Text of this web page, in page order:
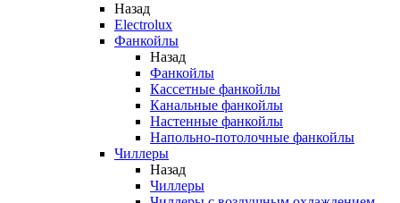
Назад
Electrolux
Фанкойлы
Назад
Фанкойлы
Кассетные фанкойлы
Канальные фанкойлы
Настенные фанкойлы
Напольно-потолочные фанкойлы
Чиллеры
Назад
Чиллеры